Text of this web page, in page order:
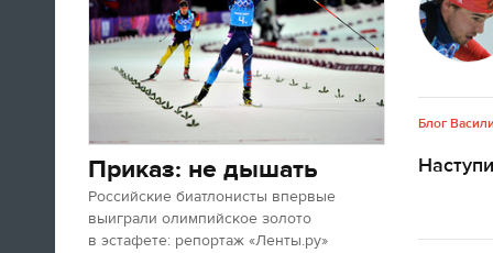
ЧИТАТЬ ЦЕЛИКОМ
Приказ: не дышать
Российские биатлонисты впервые
выиграли олимпийское золото
в эстафете: репортаж «Ленты.ру»
Блог